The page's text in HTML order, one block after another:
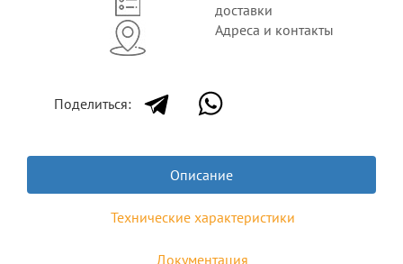
доставки
Адреса и контакты
Поделиться:
Описание
Технические характеристики
Документация